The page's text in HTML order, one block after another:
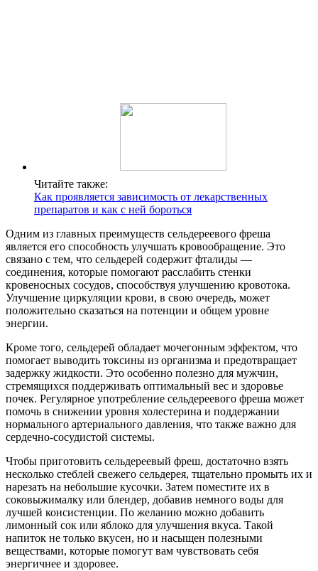
Читайте также:
Как проявляется зависимость от лекарственных
препаратов и как с ней бороться
Одним из главных преимуществ сельдереевого фреша
является его способность улучшать кровообращение. Это
связано с тем, что сельдерей содержит фталиды —
соединения, которые помогают расслабить стенки
кровеносных сосудов, способствуя улучшению кровотока.
Улучшение циркуляции крови, в свою очередь, может
положительно сказаться на потенции и общем уровне
энергии.
Кроме того, сельдерей обладает мочегонным эффектом, что
помогает выводить токсины из организма и предотвращает
задержку жидкости. Это особенно полезно для мужчин,
стремящихся поддерживать оптимальный вес и здоровье
почек. Регулярное употребление сельдереевого фреша может
помочь в снижении уровня холестерина и поддержании
нормального артериального давления, что также важно для
сердечно-сосудистой системы.
Чтобы приготовить сельдереевый фреш, достаточно взять
несколько стеблей свежего сельдерея, тщательно промыть их и
нарезать на небольшие кусочки. Затем поместите их в
соковыжималку или блендер, добавив немного воды для
лучшей консистенции. По желанию можно добавить
лимонный сок или яблоко для улучшения вкуса. Такой
напиток не только вкусен, но и насыщен полезными
веществами, которые помогут вам чувствовать себя
энергичнее и здоровее.